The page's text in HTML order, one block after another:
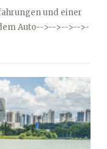
und einer
Auto-->-->-->-->-